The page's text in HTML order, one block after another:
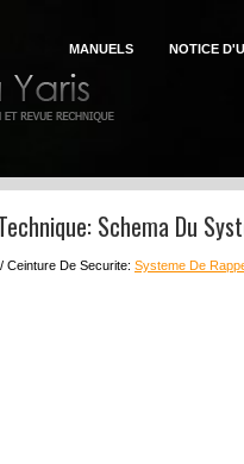
MANUELS NOTICE
Schema Du
/ Ceinture De Securite: Systeme De